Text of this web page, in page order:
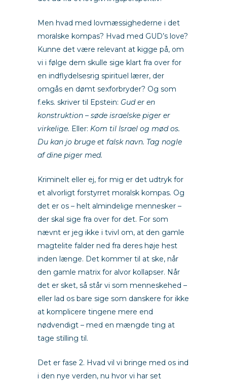
Men hvad med lovmæssighederne i det
moralske kompas? Hvad med GUD’s love?
Kunne det være relevant at kigge på, om
vi i følge dem skulle sige klart fra over for
en indflydelsesrig spirituel lærer, der
omgås en dømt sexforbryder? Og som
f.eks. skriver til Epstein: Gud er en
konstruktion – søde israelske piger er
virkelige. Eller: Kom til Israel og mød os.
Du kan jo bruge et falsk navn. Tag nogle
af dine piger med.
Kriminelt eller ej, for mig er det udtryk for
et alvorligt forstyrret moralsk kompas. Og
det er os – helt almindelige mennesker –
der skal sige fra over for det. For som
nævnt er jeg ikke i tvivl om, at den gamle
magtelite falder ned fra deres høje hest
inden længe. Det kommer til at ske, når
den gamle matrix for alvor kollapser. Når
det er sket, så står vi som menneskehed –
eller lad os bare sige som danskere for ikke
at komplicere tingene mere end
nødvendigt – med en mængde ting at
tage stilling til.
Det er fase 2. Hvad vil vi bringe med os ind
i den nye verden, nu hvor vi har set